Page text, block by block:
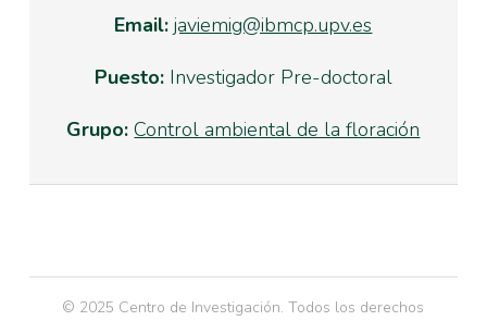
Email: javiemig@ibmcp.upv.es
Puesto:Investigador Pre-doctoral
Grupo: Control ambiental de la floración
© 2025 Centro de Investigación. Todos los derechos